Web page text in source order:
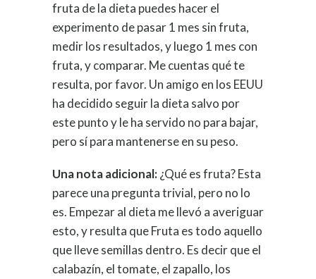
fruta de la dieta puedes hacer el
experimento de pasar 1 mes sin fruta,
medir los resultados, y luego 1 mes con
fruta, y comparar. Me cuentas qué te
resulta, por favor. Un amigo en los EEUU
ha decidido seguir la dieta salvo por
este punto y le ha servido no para bajar,
pero sí para mantenerse en su peso.
Una nota adicional:¿Qué es fruta? Esta
parece una pregunta trivial, pero no lo
es. Empezar al dieta me llevó a averiguar
esto, y resulta que Fruta es todo aquello
que lleve semillas dentro. Es decir que el
calabazín, el tomate, el zapallo, los